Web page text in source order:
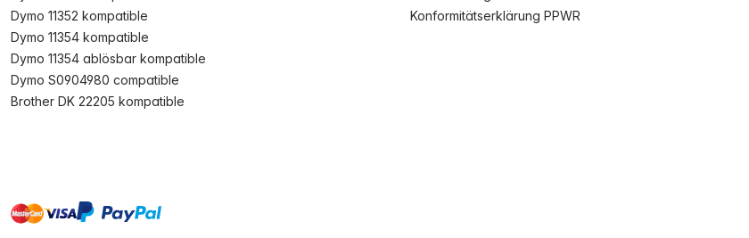
Dymo 11352 kompatible
Dymo 11354 kompatible
Dymo 11354 ablösbar kompatible
Dymo S0904980 compatible
Brother DK 22205 kompatible
Konformitätserklärung PPWR
mastervisa paypal